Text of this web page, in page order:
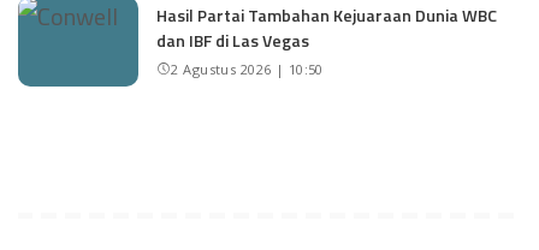
Hasil Partai Tambahan Kejuaraan Dunia WBC
dan IBF di Las Vegas
2 Agustus 2026 | 10:50